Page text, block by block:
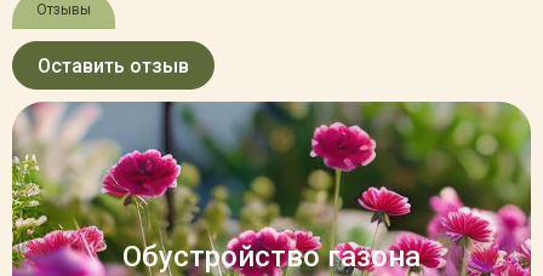
Отзывы
Оставить отзыв
Обустройство газона